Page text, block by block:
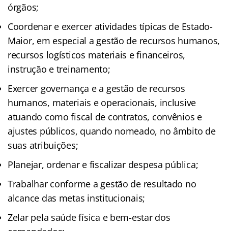
órgãos;
Coordenar e exercer atividades típicas de Estado-
Maior, em especial a gestão de recursos humanos,
recursos logísticos materiais e financeiros,
instrução e treinamento;
Exercer governança e a gestão de recursos
humanos, materiais e operacionais, inclusive
atuando como fiscal de contratos, convênios e
ajustes públicos, quando nomeado, no âmbito de
suas atribuições;
Planejar, ordenar e fiscalizar despesa pública;
Trabalhar conforme a gestão de resultado no
alcance das metas institucionais;
Zelar pela saúde física e bem-estar dos